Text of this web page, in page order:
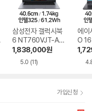
삼성전자 갤럭시북
6 NT760VJT-A51
A
1,838,000원
5.0 (11)
에이
O
1-
가입신청